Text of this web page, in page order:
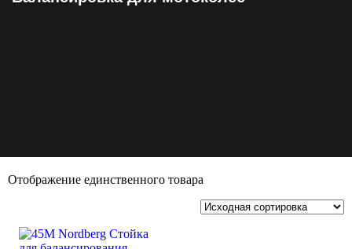
Отображение единственного товара